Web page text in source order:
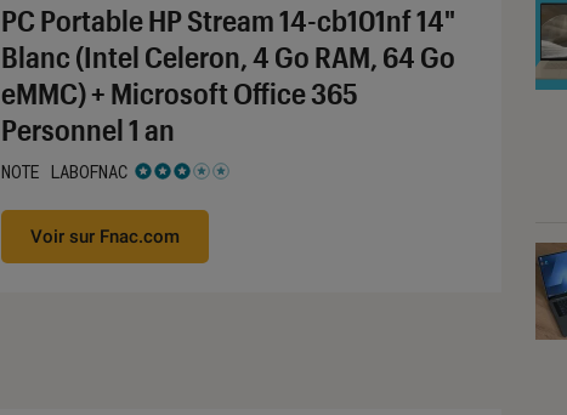
PC Portable HP Stream 14-cb101nf 14"
Blanc (Intel Celeron, 4 Go RAM, 64 Go
eMMC) + Microsoft Office 365
Personnel 1 an
NOTE LABOFNAC
Noté 3 étoiles sur 5
Voir sur Fnac.com